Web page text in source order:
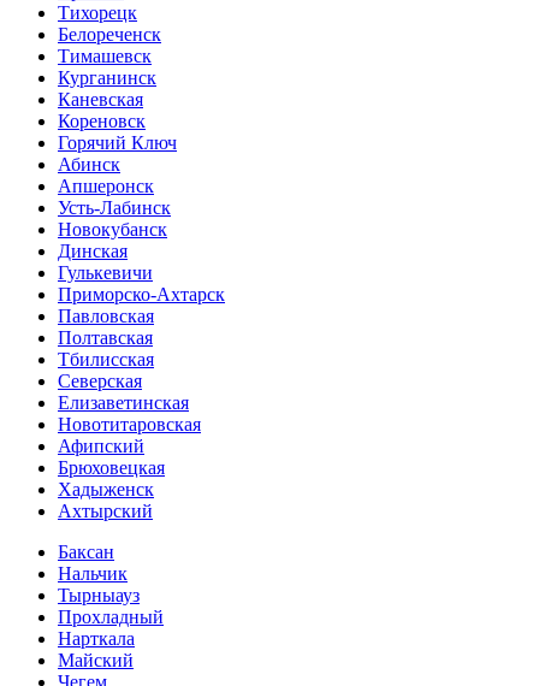
Тихорецк
Белореченск
Тимашевск
Курганинск
Каневская
Кореновск
Горячий Ключ
Абинск
Апшеронск
Усть-Лабинск
Новокубанск
Динская
Гулькевичи
Приморско-Ахтарск
Павловская
Полтавская
Тбилисская
Северская
Елизаветинская
Новотитаровская
Афипский
Брюховецкая
Хадыженск
Ахтырский
Баксан
Нальчик
Тырныауз
Прохладный
Нарткала
Майский
Чегем